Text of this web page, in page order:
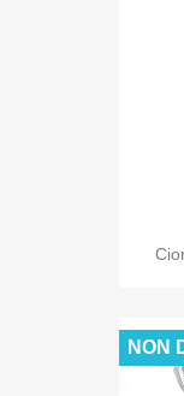
NON